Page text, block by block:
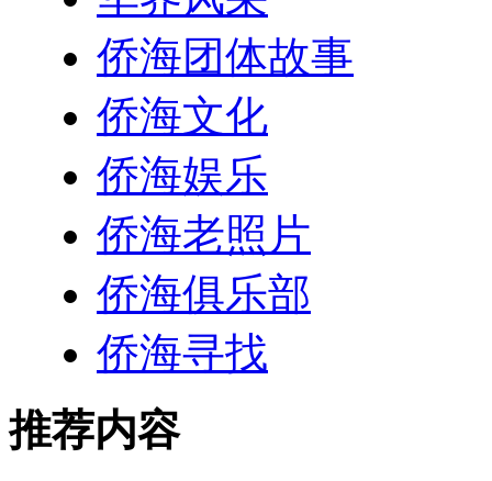
侨海团体故事
侨海文化
侨海娱乐
侨海老照片
侨海俱乐部
侨海寻找
推荐内容